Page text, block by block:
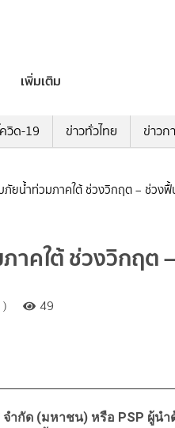
เพิ่มเติม
วิด-19 ข่าวทั่วไทย ข่าวก
ภัยน้ำท่วมภาคใต้ ช่วงวิกฤต – ช่วง
าคใต้ ช่วงวิกฤต
49
จำกัด (มหาชน) หรือ PSP ผู้